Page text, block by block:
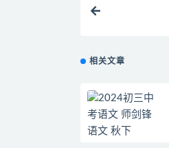
相关文章